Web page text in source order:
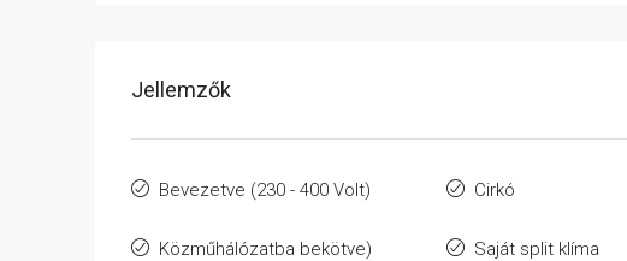
Jellemzők
Bevezetve (230 - 400 Volt) Cirkó
Közműhálózatba bekötve) Saját split klíma